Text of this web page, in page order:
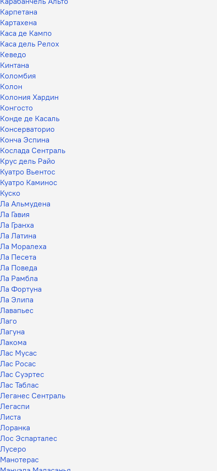
Карпетана
Картахена
Каса де Кампо
Каса дель Релох
Кеведо
Кинтана
Коломбия
Колон
Колония Хардин
Конгосто
Конде де Касаль
Консерваторио
Конча Эспина
Кослада Сентраль
Крус дель Райо
Куатро Вьентос
Куатро Каминос
Куско
Ла Альмудена
Ла Гавия
Ла Гранха
Ла Латина
Ла Моралеха
Ла Песета
Ла Поведа
Ла Рамбла
Ла Фортуна
Ла Элипа
Лавапьес
Лаго
Лагуна
Лакома
Лас Мусас
Лас Росас
Лас Суэртес
Лас Таблас
Леганес Сентраль
Легаспи
Листа
Лоранка
Лос Эспарталес
Лусеро
Манотерас